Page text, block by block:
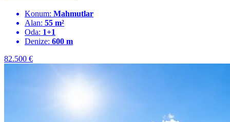
Konum: Mahmutlar
Alan: 55 m²
Oda: 1+1
Denize: 600 m
82.500 €